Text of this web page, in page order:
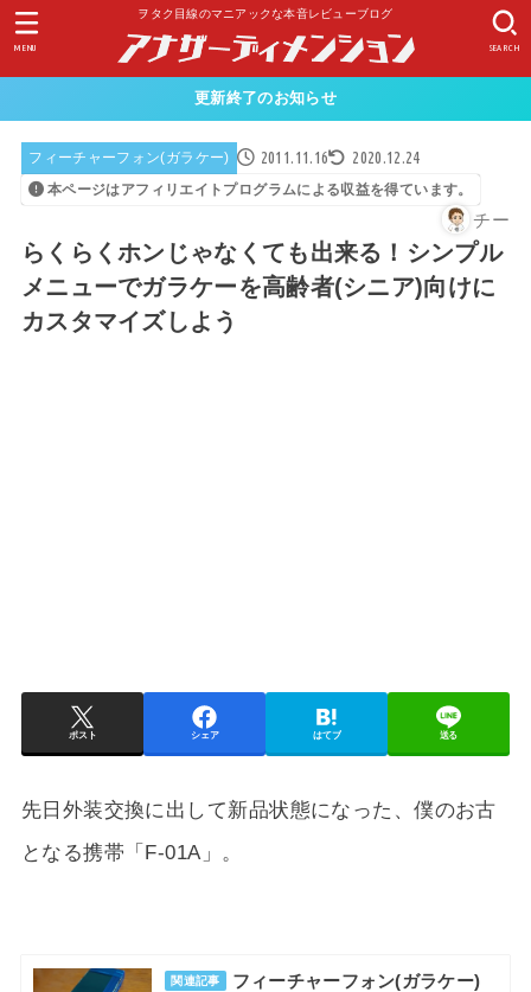
ヲタク目線のマニアックな本音レビューブログ
SEARCH
MENU
更新終了のお知らせ
フィーチャーフォン(ガラケー) 2011.11.16 2020.12.24
本ページはアフィリエイトプログラムによる収益を得ています。
チー
らくらくホンじゃなくても出来る！シンプル
メニューでガラケーを高齢者(シニア)向けに
カスタマイズしよう
ポスト シェア はてブ 送る
先日外装交換に出して新品状態になった、僕のお古
となる携帯「F-01A」。
関連記事
フィーチャーフォン(ガラケー)